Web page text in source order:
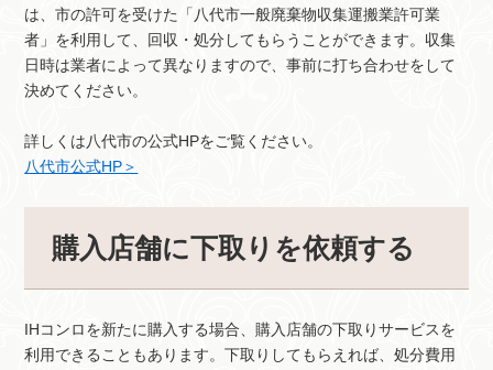
は、市の許可を受けた「八代市一般廃棄物収集運搬業許可業
者」を利用して、回収・処分してもらうことができます。収集
日時は業者によって異なりますので、事前に打ち合わせをして
決めてください。
詳しくは八代市の公式HPをご覧ください。
八代市公式HP＞
購入店舗に下取りを依頼する
IHコンロを新たに購入する場合、購入店舗の下取りサービスを
利用できることもあります。下取りしてもらえれば、処分費用